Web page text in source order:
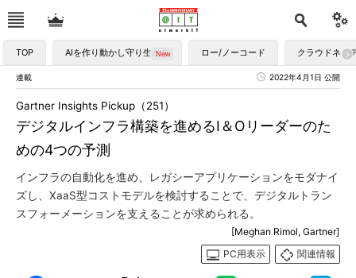
TOP AIを作り動かし守り生かす ロー/ノーコード クラウドネイ
連載 2022年4月1日 公開
デジタルインフラ構築を進めるI＆Oリーダーのた
めの4つの予測
Gartner Insights Pickup（251）
インフラの自動化を進め、レガシーアプリケーションをモダナイ
ズし、XaaS型コストモデルを検討することで、デジタルトラン
スフォーメーションを支えることが求められる。
[Meghan Rimol, Gartner]
PC用表示
関連情報